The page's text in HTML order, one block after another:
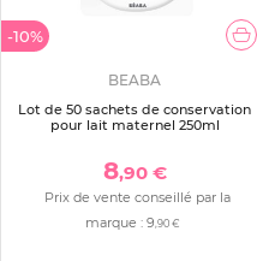
-10%
BEABA
Lot de 50 sachets de conservation
pour lait maternel 250ml
8,90 €
Prix de vente conseillé par la
marque : 9 ,90 €